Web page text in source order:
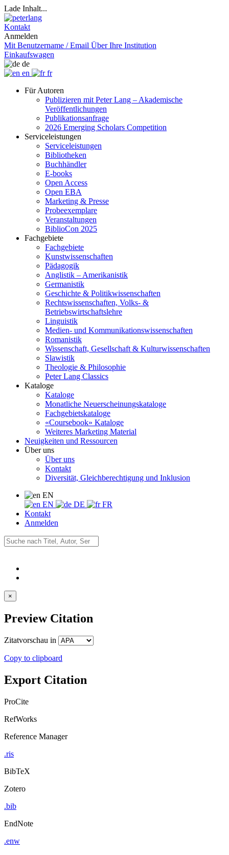
Lade Inhalt...
Kontakt
Anmelden
Mit Benutzername / Email Über Ihre Institution
Einkaufswagen
de
en
fr
Für Autoren
Publizieren mit Peter Lang – Akademische
Veröffentlichungen
Publikationsanfrage
2026 Emerging Scholars Competition
Serviceleistungen
Serviceleistungen
Bibliotheken
Buchhändler
E-books
Open Access
Open EBA
Marketing & Presse
Probeexemplare
Veranstaltungen
BiblioCon 2025
Fachgebiete
Fachgebiete
Kunstwissenschaften
Pädagogik
Anglistik – Amerikanistik
Germanistik
Geschichte & Politikwissenschaften
Rechtswissenschaften, Volks- &
Betriebswirtschaftslehre
Linguistik
Medien- und Kommunikationswissenschaften
Romanistik
Wissenschaft, Gesellschaft & Kulturwissenschaften
Slawistik
Theologie & Philosophie
Peter Lang Classics
Kataloge
Kataloge
Monatliche Neuerscheinungskataloge
Fachgebietskataloge
«Coursebook» Kataloge
Weiteres Marketing Material
Neuigkeiten und Ressourcen
Über uns
Über uns
Kontakt
Diversität, Gleichberechtigung und Inklusion
EN
EN
DE
FR
Kontakt
Anmelden
×
Preview Citation
Zitatvorschau in
Copy to clipboard
Export Citation
ProCite
RefWorks
Reference Manager
.ris
BibTeX
Zotero
.bib
EndNote
.enw